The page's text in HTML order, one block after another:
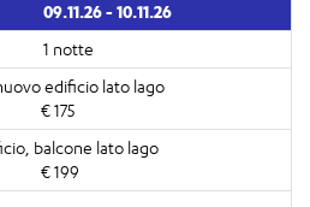
09.11.26 - 10.11.26
1 notte
€ 175
€ 199